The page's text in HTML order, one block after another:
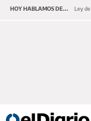
HOY HABLAMOS DE... Ley